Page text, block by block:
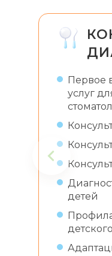
Первое
услуг
детей